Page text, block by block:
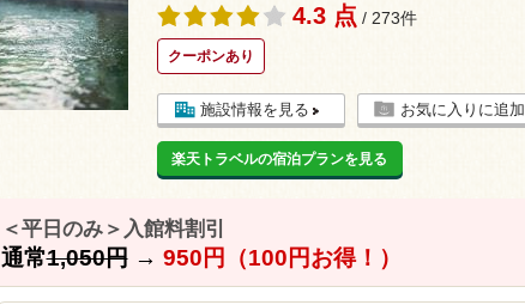
4.3 点 / 273件
クーポンあり
施設情報を見る お気に入りに追加
楽天トラベルの宿泊プランを見る
＜平日のみ＞入館料割引
通常1,050円→ 950円（100円お得！）